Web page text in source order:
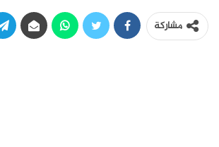
مشاركة